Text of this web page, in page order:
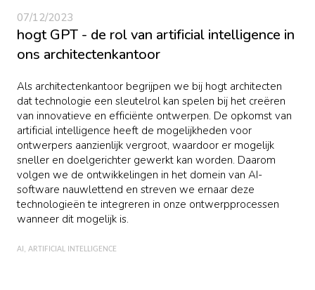
07/12/2023
hogt GPT - de rol van artificial intelligence in
ons architectenkantoor
Als architectenkantoor begrijpen we bij hogt architecten
dat technologie een sleutelrol kan spelen bij het creëren
van innovatieve en efficiënte ontwerpen. De opkomst van
artificial intelligence heeft de mogelijkheden voor
ontwerpers aanzienlijk vergroot, waardoor er mogelijk
sneller en doelgerichter gewerkt kan worden. Daarom
volgen we de ontwikkelingen in het domein van AI-
software nauwlettend en streven we ernaar deze
technologieën te integreren in onze ontwerpprocessen
wanneer dit mogelijk is.
AI ARTIFICIAL INTELLIGENCE